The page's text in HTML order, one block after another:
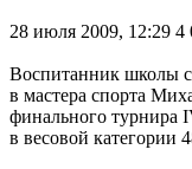
28 июля 2009, 12:29 4
Воспитанник школы
в мастера спорта
финального турнира
в весовой категории